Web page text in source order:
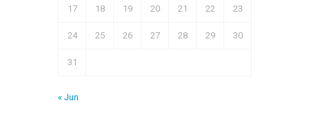
17 18 19 20 21 22 23
24 25 26 27 28 29 30
31
« Jun